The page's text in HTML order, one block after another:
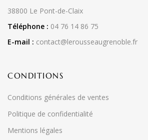
38800 Le Pont-de-Claix
Téléphone : 04 76 14 86 75
E-mail : contact@lerousseaugrenoble.fr
CONDITIONS
Conditions générales de ventes
Politique de confidentialité
Mentions légales